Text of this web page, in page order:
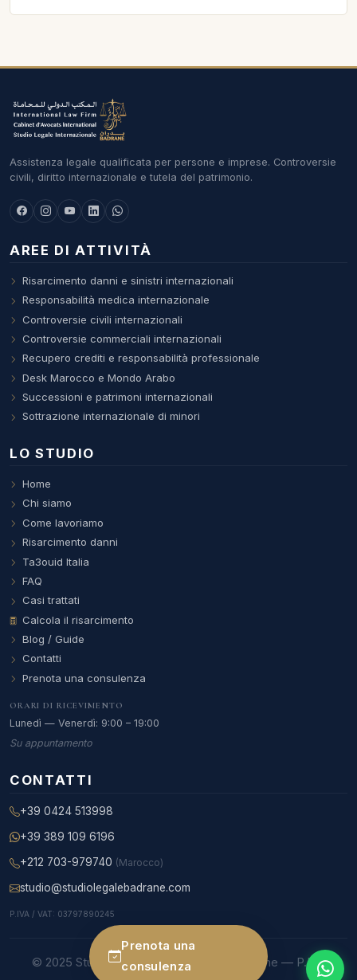
Assistenza legale qualificata per persone e imprese. Controversie
civili, diritto internazionale e tutela del patrimonio.
AREE DI ATTIVITÀ
Risarcimento danni e sinistri internazionali
Responsabilità medica internazionale
Controversie civili internazionali
Controversie commerciali internazionali
Recupero crediti e responsabilità professionale
Desk Marocco e Mondo Arabo
Successioni e patrimoni internazionali
Sottrazione internazionale di minori
LO STUDIO
Home
Chi siamo
Come lavoriamo
Risarcimento danni
Ta3ouid Italia
FAQ
Casi trattati
Calcola il risarcimento
Blog / Guide
Contatti
Prenota una consulenza
ORARI DI RICEVIMENTO
Lunedì — Venerdì: 9:00 – 19:00
Su appuntamento
CONTATTI
+39 0424 513998
+39 389 109 6196
+212 703-979740 (Marocco)
studio@studiolegalebadrane.com
P.IVA / VAT: 03797890245
© 2025 Studio Legale Internazionale Badrane — P.IVA
Prenota una
consulenza